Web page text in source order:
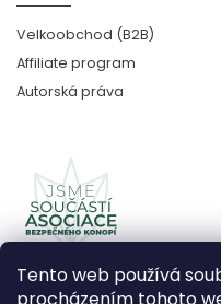
Tento web používá
Velkoobchod (B2B)
Affiliate program
Autorská práva